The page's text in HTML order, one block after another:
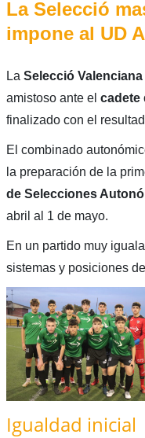
La Selecció
impone al UD
La Selecció
amistoso ante el cadete
finalizado con el
El combinado
la preparación de la
de Selecciones
abril al 1 de mayo.
En un partido muy
sistemas y posiciones
Igualdad inicial